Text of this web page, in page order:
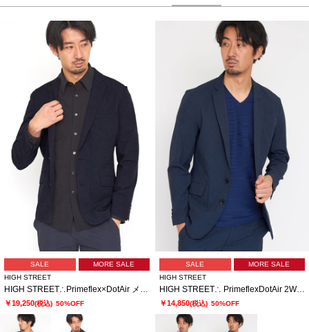
SALE
MORE SALE
HIGH STREET
￥19,250(税込) 50%OFF
SALE
MORE SALE
HIGH STREET
HIGH STREET∴ PrimeflexDotAir 2WAYストレッチジャケット
￥14,850(税込) 50%OFF